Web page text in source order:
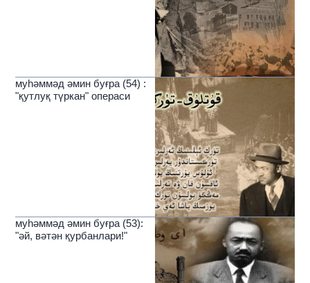
муһәммәд әмин буғра (54) :
"қутлуқ түркан" операси
муһәммәд әмин буғра (53):
"әй, вәтән қурбанлари!"